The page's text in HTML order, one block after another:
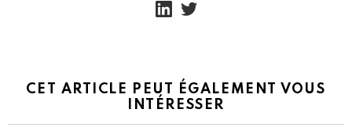
CET ARTICLE PEUT ÉGALEMENT VOUS
INTÉRESSER